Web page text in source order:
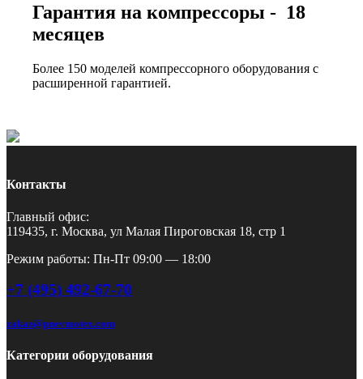
Гарантия на компрессоры - 18
месяцев
Более 150 моделей компрессорного оборудования с
расширенной гарантией.
Контакты
Главный офис:
119435, г. Москва, ул Малая Пироговская 18, стр 1
Режим работы: Пн-Пт 09:00 — 18:00
+7 (495) 492-67-70
zakaz@pnevmotex.com
Категории оборудования